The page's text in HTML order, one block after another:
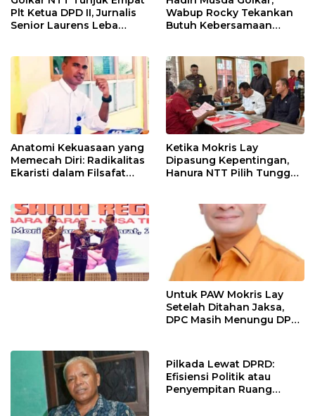
Plt Ketua DPD II, Jurnalis
Senior Laurens Leba
Wabup Rocky Tekankan
Butuh Kebersamaan
Anatomi Kekuasaan yang
Memecah Diri: Radikalitas
Ekaristi dalam Filsafat
Ketika Mokris Lay
Dipasung Kepentingan,
Hanura NTT Pilih Tunggu
Untuk PAW Mokris Lay
Setelah Ditahan Jaksa,
DPC Masih Menungu DPD
Pilkada Lewat DPRD:
Efisiensi Politik atau
Penyempitan Ruang